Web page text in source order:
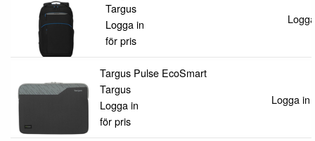
Targus
Logga in
för pris
Targus Pulse EcoSmart
Targus
Logga in
för pris
Logga in